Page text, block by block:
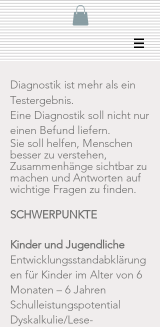
Diagnostik ist mehr als ein
Testergebnis.
Eine Diagnostik soll nicht nur
einen Befund liefern.
Sie soll helfen, Menschen
besser zu verstehen,
Zusammenhänge sichtbar zu
machen und Antworten auf
wichtige Fragen zu finden.
SCHWERPUNKTE
Kinder und Jugendliche
Entwicklungsstandabklärung
en für Kinder im Alter von 6
Monaten – 6 Jahren
Schulleistungspotential
Dyskalkulie/Lese-